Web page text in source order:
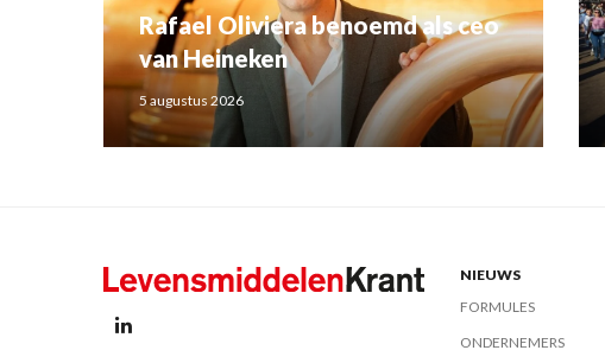
Rafael Oliviera benoemd als ceo
van Heineken
5 augustus 2026
NIEUWS
FORMULES
ONDERNEMERS